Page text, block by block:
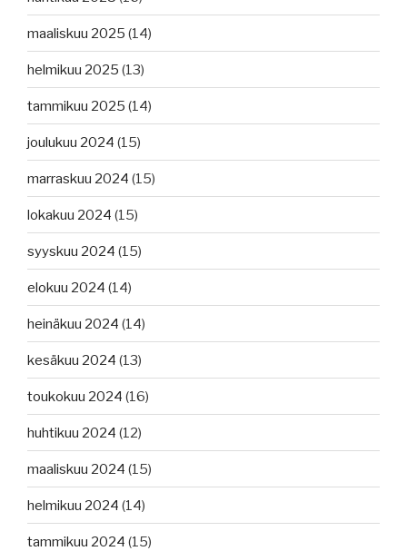
maaliskuu 2025 (14)
helmikuu 2025 (13)
tammikuu 2025 (14)
joulukuu 2024 (15)
marraskuu 2024 (15)
lokakuu 2024 (15)
syyskuu 2024 (15)
elokuu 2024 (14)
heinäkuu 2024 (14)
kesäkuu 2024 (13)
toukokuu 2024 (16)
huhtikuu 2024 (12)
maaliskuu 2024 (15)
helmikuu 2024 (14)
tammikuu 2024 (15)